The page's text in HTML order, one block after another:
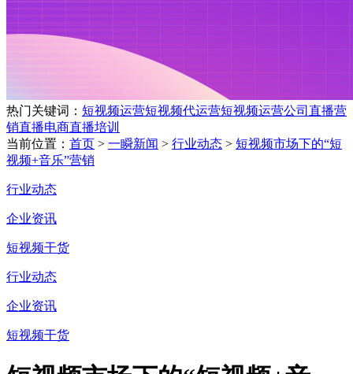
热门关键词： 短视频运营短视频代运营短视频运营公司 直播营
销直播电商直播培训
当前位置： 首页 > 一瞬新闻 > 行业动态 > 短视频市场下的“短
视频+音乐”营销
行业动态
企业资讯
短视频干货
行业动态
企业资讯
短视频干货